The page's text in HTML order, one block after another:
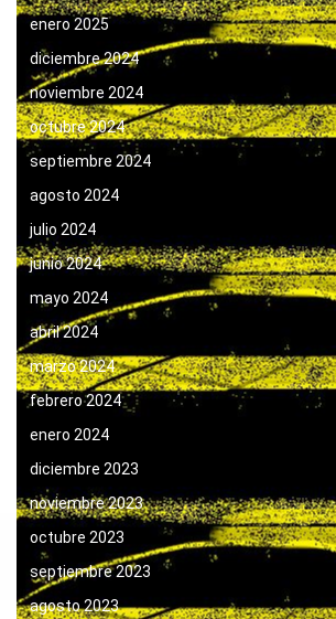
enero 2025
diciembre 2024
noviembre 2024
octubre 2024
septiembre 2024
agosto 2024
julio 2024
junio 2024
mayo 2024
abril 2024
marzo 2024
febrero 2024
enero 2024
diciembre 2023
noviembre 2023
octubre 2023
septiembre 2023
agosto 2023